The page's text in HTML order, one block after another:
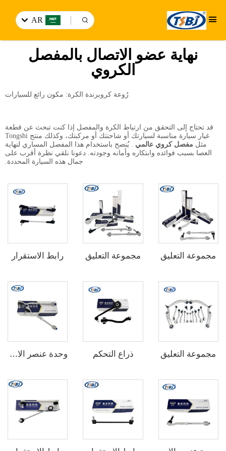
AR
نهاية عضو الاتصال بالمفصل
الكروي
رُوعة كروبرندة الكرة: مكون رائع للسيارات
قد تحتاج إلى التحقق من ارتباط الكرة والمفصل إذا كنت تبحث عن قطعة
غيار سيارة مناسبة لسيارتك أو شاحنتك أو مركبتك، وكذلك منتج Tongshi
مثل مفصل كروي عالمي . يُنصح باستخدام هذا المفصل المساري لنهاية
العصا بسبب فوائده وابتكاره وأمانه وجودته. دعونا نلقي نظرة أقرب على
جمال هذه السيارة المحددة.
مجموعة التعليق مجموعة التعليق رابط الاستقرار
مجموعة التعليق ذراع التحكم وحدة عنصر الارتباط